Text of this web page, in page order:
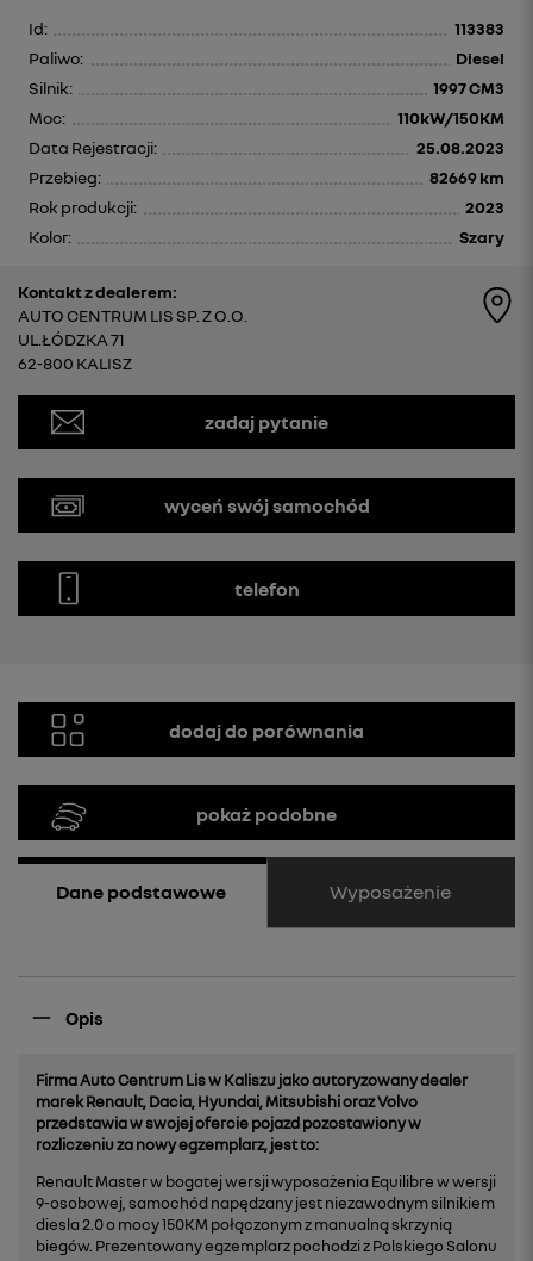
Id:
113383
Paliwo:
Diesel
Silnik:
1997 CM3
Moc:
110kW/150KM
Data Rejestracji:
25.08.2023
Przebieg:
82669 km
Rok produkcji:
2023
Kolor:
Szary
Kontakt z dealerem:
AUTO CENTRUM LIS SP. Z O.O.
UL.ŁÓDZKA 71
62-800 KALISZ
zadaj pytanie
wyceń swój samochód
telefon
dodaj do porównania
pokaż podobne
Dane podstawowe Wyposażenie
Opis
Firma Auto Centrum Lis w Kaliszu jako autoryzowany dealer
marek Renault, Dacia, Hyundai, Mitsubishi oraz Volvo
przedstawia w swojej ofercie pojazd pozostawiony w
rozliczeniu za nowy egzemplarz, jest to:
Renault Master w bogatej wersji wyposażenia Equilibre w wersji
9-osobowej, samochód napędzany jest niezawodnym silnikiem
diesla 2.0 o mocy 150KM połączonym z manualną skrzynią
biegów. Prezentowany egzemplarz pochodzi z Polskiego Salonu